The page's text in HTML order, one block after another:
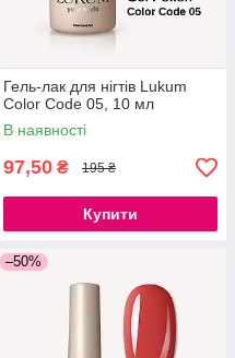
Гель-лак для нігтів Lukum
Color Code 05, 10 мл
В наявності
97,50 ₴ 195 ₴
Купити
–50%